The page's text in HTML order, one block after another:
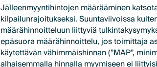
Jälleenmyyntihintojen määrääminen
kilpailunrajoitukseksi. Suuntaviivoissa
määrähinnoitteluun liittyviä
epäsuora määrähinnoittelu, jos toimittaja
käytettävän vähimmäishinnan (”MAP”,
alhaisemmalla hinnalla myymiseen ei